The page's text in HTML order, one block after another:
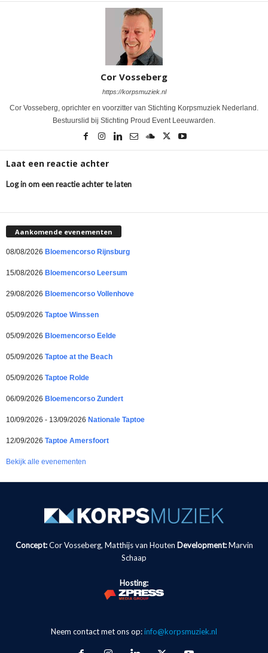
Cor Vosseberg
https://korpsmuziek.nl
Cor Vosseberg, oprichter en voorzitter van Stichting Korpsmuziek Nederland.
Bestuurslid bij Stichting Proud Event Leeuwarden.
Laat een reactie achter
Log in om een reactie achter te laten
Aankomende evenementen
08/08/2026 Bloemencorso Rijnsburg
15/08/2026 Bloemencorso Leersum
29/08/2026 Bloemencorso Vollenhove
05/09/2026 Taptoe Winssen
05/09/2026 Bloemencorso Eelde
05/09/2026 Taptoe at the Beach
05/09/2026 Taptoe Rolde
06/09/2026 Bloemencorso Zundert
10/09/2026 - 13/09/2026 Nationale Taptoe
12/09/2026 Taptoe Amersfoort
Bekijk alle evenementen
Concept:Cor Vosseberg, Matthijs van Houten Development: Marvin
Schaap
Hosting:
Neem contact met ons op:info@korpsmuziek.nl